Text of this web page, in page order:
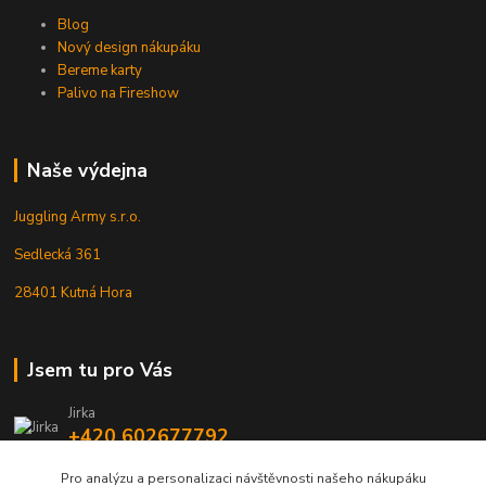
Blog
Nový design nákupáku
Bereme karty
Palivo na Fireshow
Naše výdejna
Juggling Army s.r.o.
Sedlecká 361
28401 Kutná Hora
Jsem tu pro Vás
Jirka
+420 602677792
info@jarmy.cz
Pro analýzu a personalizaci návštěvnosti našeho nákupáku